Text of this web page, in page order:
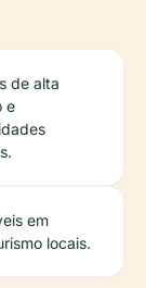
de alta
e
em
locais.